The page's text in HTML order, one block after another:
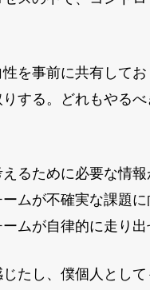
を事前に共有して
する。どれもやる
るために必要な情
ムが不確実な課題
ムが自律的に走り
たし、僕個人とし